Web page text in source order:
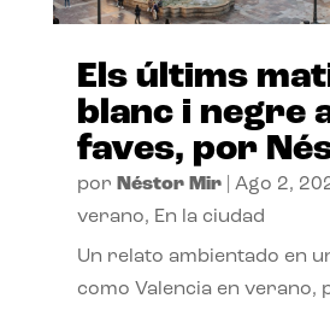
Els últims
blanc i negre
faves, por
por Néstor Mir| Ago 2,
verano, En la ciudad
Un relato ambientado en
como Valencia en verano,